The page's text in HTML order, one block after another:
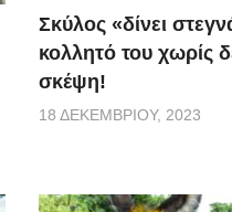
Σκύλος «δίνει
κολλητό του χωρίς
σκέψη!
18 ΔΕΚΕΜΒΡΊΟΥ, 2023